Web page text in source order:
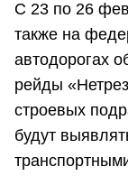
С 23 по 26
также на
автодорогах
рейды
строевых
будут